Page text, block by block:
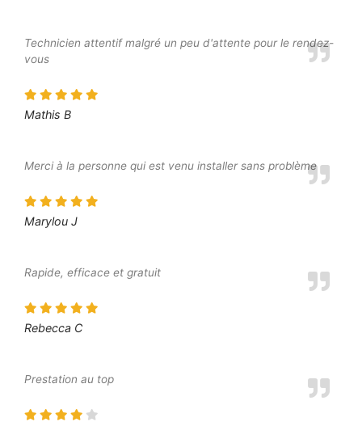
Technicien attentif malgré un peu d'attente pour le rendez-
vous
Mathis B
Merci à la personne qui est venu installer sans problème
Marylou J
Rapide, efficace et gratuit
Rebecca C
Prestation au top